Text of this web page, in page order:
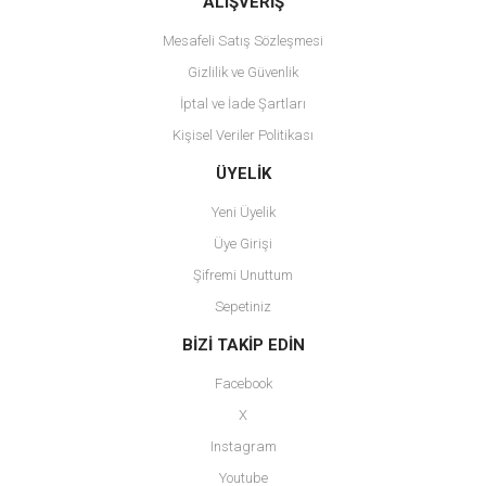
Gönder
Mesafeli Satış Sözleşmesi
Gizlilik ve Güvenlik
İptal ve İade Şartları
Kişisel Veriler Politikası
ÜYELİK
Yeni Üyelik
Üye Girişi
Şifremi Unuttum
Sepetiniz
BİZİ TAKİP EDİN
Facebook
X
Instagram
Youtube